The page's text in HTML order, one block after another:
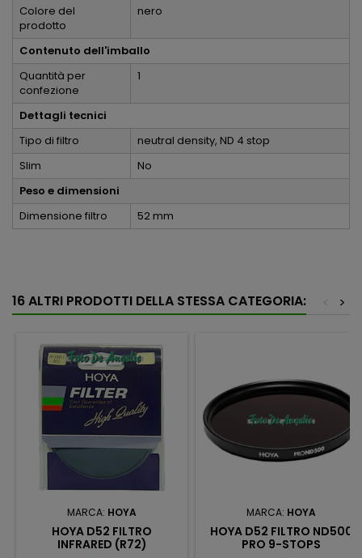
Colore del
prodotto
nero
Contenuto dell'imballo
Quantità per
confezione
1
Dettagli tecnici
Tipo di filtro
neutral density, ND 4 stop
Slim
No
Peso e dimensioni
Dimensione filtro
52 mm
16 ALTRI PRODOTTI DELLA STESSA CATEGORIA: >
<
MARCA: HOYA
HOYA D52 FILTRO
INFRARED (R72)
MARCA: HOYA
HOYA D52 FILTRO ND500
PRO 9-STOPS